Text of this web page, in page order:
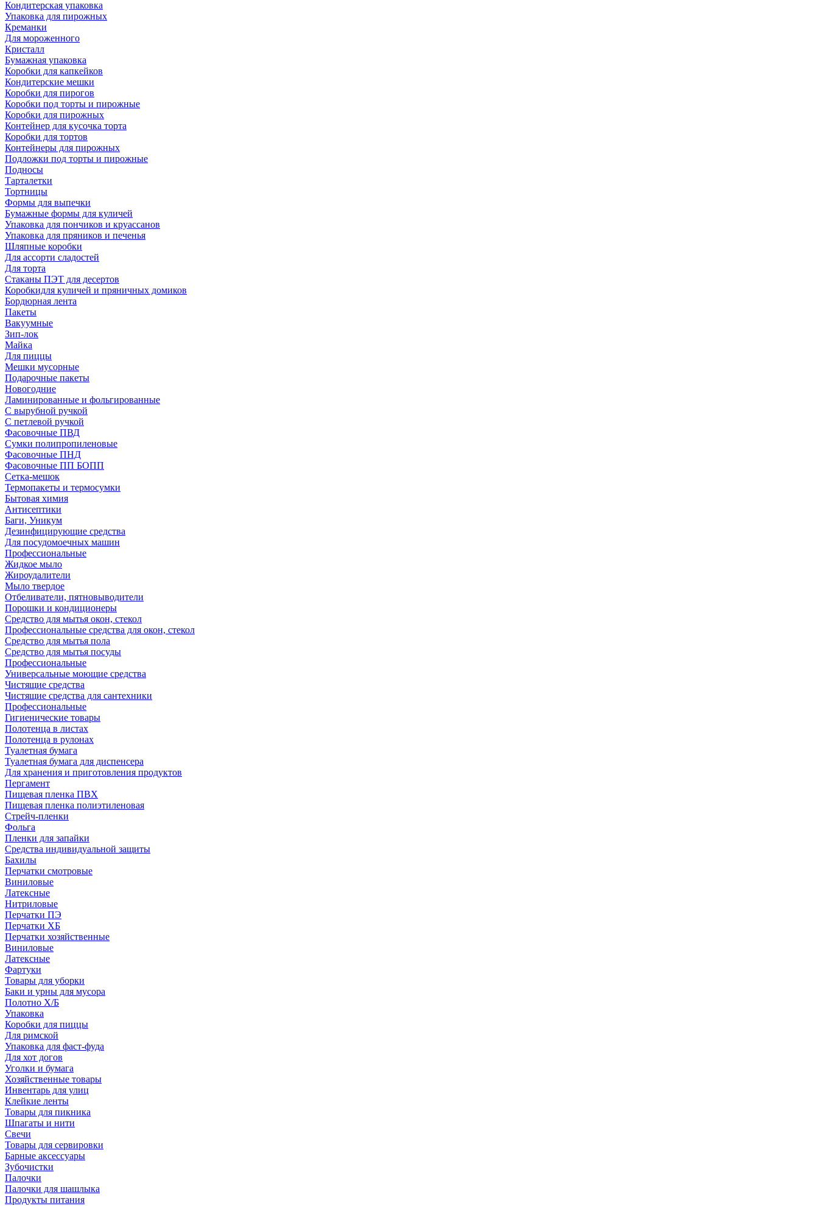
Кондитерская упаковка
Упаковка для пирожных
Креманки
Для мороженного
Кристалл
Бумажная упаковка
Коробки для капкейков
Кондитерские мешки
Коробки для пирогов
Коробки под торты и пирожные
Коробки для пирожных
Контейнер для кусочка торта
Коробки для тортов
Контейнеры для пирожных
Подложки под торты и пирожные
Подносы
Тарталетки
Тортницы
Формы для выпечки
Бумажные формы для куличей
Упаковка для пончиков и круассанов
Упаковка для пряников и печенья
Шляпные коробки
Для ассорти сладостей
Для торта
Стаканы ПЭТ для десертов
Коробкидля куличей и пряничных домиков
Бордюрная лента
Пакеты
Вакуумные
Зип-лок
Майка
Для пиццы
Мешки мусорные
Подарочные пакеты
Новогодние
Ламинированные и фольгированные
С вырубной ручкой
С петлевой ручкой
Фасовочные ПВД
Сумки полипропиленовые
Фасовочные ПНД
Фасовочные ПП БОПП
Сетка-мешок
Термопакеты и термосумки
Бытовая химия
Антисептики
Баги, Уникум
Дезинфицирующие средства
Для посудомоечных машин
Профессиональные
Жидкое мыло
Жироудалители
Мыло твердое
Отбеливатели, пятновыводители
Порошки и кондиционеры
Средство для мытья окон, стекол
Профессиональные средства для окон, стекол
Средство для мытья пола
Средство для мытья посуды
Профессиональные
Универсальные моющие средства
Чистящие средства
Чистящие средства для сантехники
Профессиональные
Гигиенические товары
Полотенца в листах
Полотенца в рулонах
Туалетная бумага
Туалетная бумага для диспенсера
Для хранения и приготовления продуктов
Пергамент
Пищевая пленка ПВХ
Пищевая пленка полиэтиленовая
Стрейч-пленки
Фольга
Пленки для запайки
Средства индивидуальной защиты
Бахилы
Перчатки смотровые
Виниловые
Латексные
Нитриловые
Перчатки ПЭ
Перчатки ХБ
Перчатки хозяйственные
Виниловые
Латексные
Фартуки
Товары для уборки
Баки и урны для мусора
Полотно Х/Б
Упаковка
Коробки для пиццы
Для римской
Упаковка для фаст-фуда
Для хот догов
Уголки и бумага
Хозяйственные товары
Инвентарь для улиц
Клейкие ленты
Товары для пикника
Шпагаты и нити
Свечи
Товары для сервировки
Барные аксессуары
Зубочистки
Палочки
Палочки для шашлыка
Продукты питания